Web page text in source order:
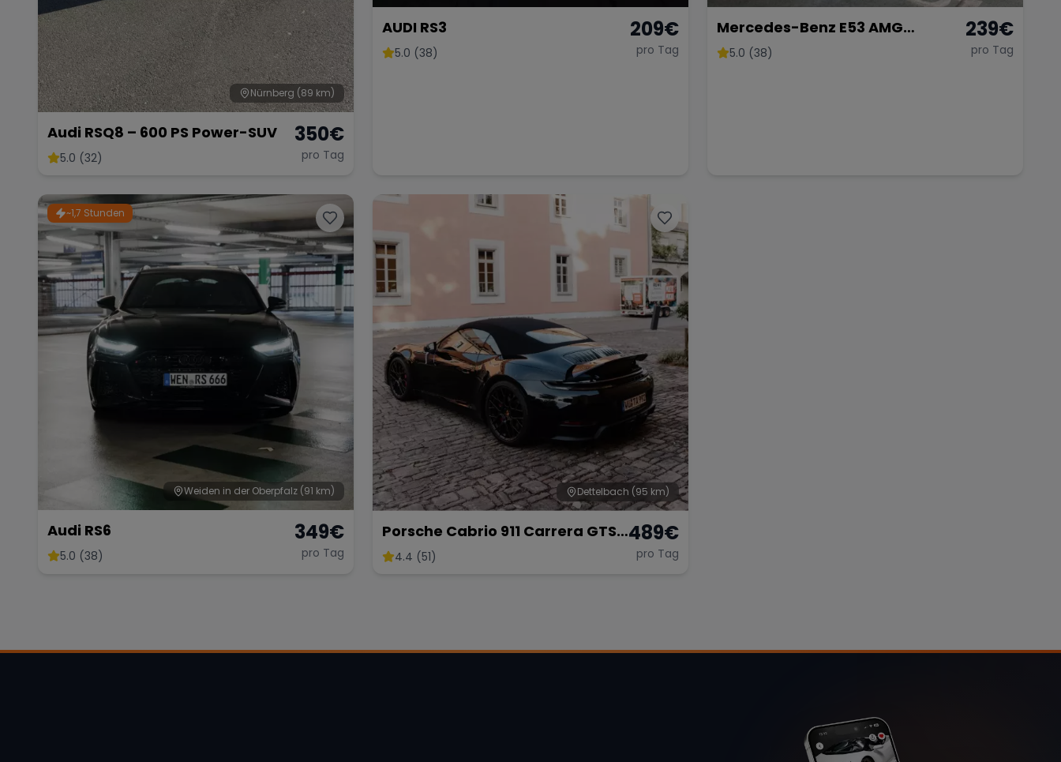
Nürnberg (89 km)
Audi RSQ8 – 600 PS Power-SUV
5.0 (32)
350€
pro Tag
AUDI RS3
5.0 (38)
209€
pro Tag
Mercedes-Benz E53 AMG
Performance
5.0 (38)
239€
pro Tag
~1,7 Stunden
Weiden in der Oberpfalz (91 km)
Audi RS6
5.0 (38)
349€
pro Tag
Dettelbach (95 km)
Porsche Cabrio 911 Carrera GTS
mieten
4.4 (51)
489€
pro Tag